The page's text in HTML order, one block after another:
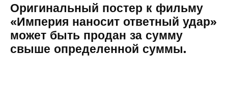
Оригинальный постер к фильму
«Империя наносит ответный удар»
может быть продан за сумму
свыше определенной суммы.